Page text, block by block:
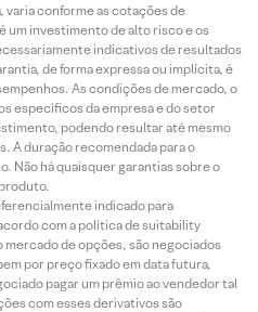
conforme as cotações de
um investimento de alto risco e os
indicativos de resultados
de forma expressa ou implícita, é
As condições de mercado, o
específicos da empresa e do setor
podendo resultar até mesmo
A duração recomendada para o
Não há quaisquer garantias sobre o
indicado para
com a política de suitability
de opções, são negociados
por preço fixado em data futura,
pagar um prêmio ao vendedor tal
com esses derivativos são